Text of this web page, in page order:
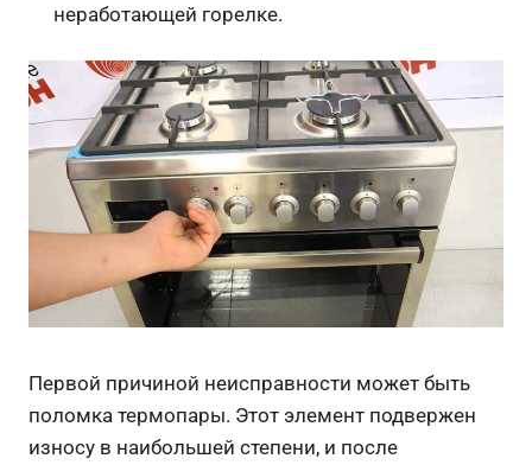
неработающей горелке.
Первой причиной неисправности может быть
поломка термопары. Этот элемент подвержен
износу в наибольшей степени, и после